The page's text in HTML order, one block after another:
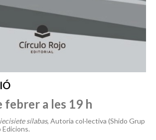
febrer a les 19 h
sílabas, Autoria col·lectiva (Shido Grup
Edicions.